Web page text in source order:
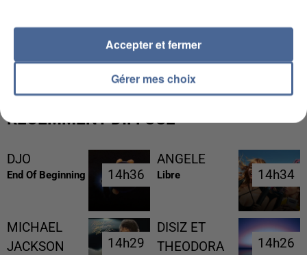
LES FRANÇAIS, FANS DE LA FLEMME
RÉCEMMENT DIFFUSÉ
DJO
End Of Beginning 14h36
14h36
ANGELE
Libre 14h34
14h34
MICHAEL
JACKSON
14h29
14h29
DISIZ ET
THEODORA
14h26
14h26
Gérer mes choix
Accepter et fermer